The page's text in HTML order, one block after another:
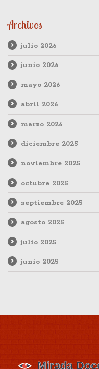
Archivos
julio 2026
junio 2026
mayo 2026
abril 2026
marzo 2026
diciembre 2025
noviembre 2025
octubre 2025
septiembre 2025
agosto 2025
julio 2025
junio 2025